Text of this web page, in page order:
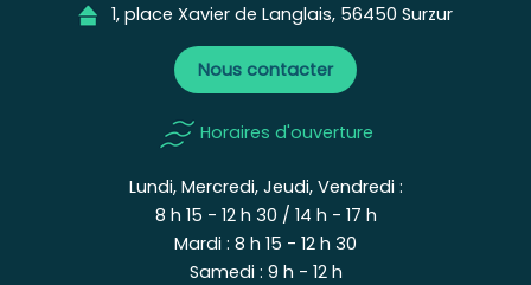
1, place Xavier de Langlais, 56450 Surzur
Nous contacter
Horaires d'ouverture
Lundi, Mercredi, Jeudi, Vendredi :
8 h 15 - 12 h 30 / 14 h - 17 h
Mardi : 8 h 15 - 12 h 30
Samedi : 9 h - 12 h